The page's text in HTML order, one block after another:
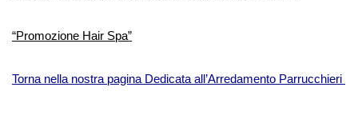
“Promozione Hair Spa”
Torna nella nostra pagina Dedicata all’Arredamento Parrucchieri